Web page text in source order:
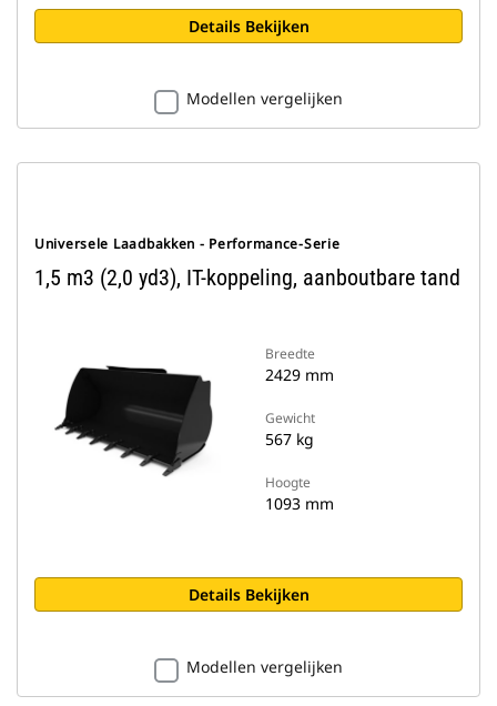
Details Bekijken
Modellen vergelijken
Universele Laadbakken - Performance-Serie
1,5 m3 (2,0 yd3), IT-koppeling, aanboutbare tand
Breedte
2429 mm
Gewicht
567 kg
Hoogte
1093 mm
Details Bekijken
Modellen vergelijken